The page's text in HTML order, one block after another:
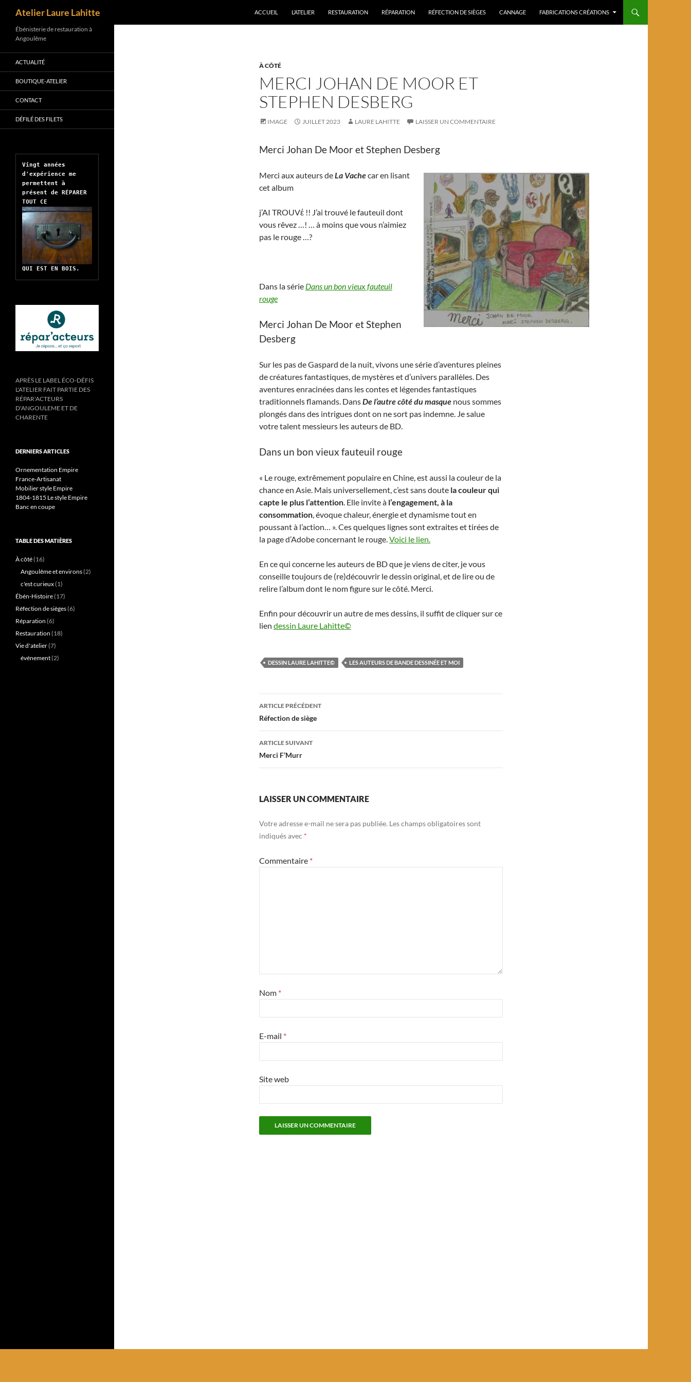
Aller
contenu
Atelier Laure Lahitte ACCUEIL L’ATELIER RESTAURATION RÉPARATION RÉFECTION DE SIÈGES CANNAGE FABRICATIONS CRÉATIONS
À CÔTÉ
MERCI JOHAN DE MOOR ET
STEPHEN DESBERG
IMAGE JUILLET 2023 LAURE LAHITTE LAISSER UN COMMENTAIRE
Merci Johan De Moor et Stephen Desberg
Merci aux auteurs deLa Vachecar en lisant
cet album
j’AI TROUVέ !! J’ai trouvé le fauteuil dont
vous rêvez …! … à moins que vous n’aimiez
pas le rouge …?
Dans la série Dans un bon vieux fauteuil
rouge
Merci Johan De Moor et Stephen
Desberg
Sur les pas de Gaspard de la nuit, vivons une série d’aventures pleines
de créatures fantastiques, de mystères et d’univers parallèles. Des
aventures enracinées dans les contes et légendes fantastiques
traditionnels flamands. DansDe l’autre côté du masque nous sommes
plongés dans des intrigues dont on ne sort pas indemne. Je salue
votre talent messieurs les auteurs de BD.
Dans un bon vieux fauteuil rouge
« Le rouge, extrêmement populaire en Chine, est aussi la couleur de la
chance en Asie. Mais universellement, c’est sans doute lacouleur qui
capte le plus l’attention. Elle invite à l’engagement, à la
consommation, évoque chaleur, énergie et dynamisme tout en
poussant à l’action… ». Ces quelques lignes sont extraites et tirées de
la page d’Adobe concernant le rouge.Voici le lien.
En ce qui concerne les auteurs de BD que je viens de citer, je vous
conseille toujours de (re)découvrir le dessin original, et de lire ou de
relire l’album dont le nom figure sur le côté. Merci.
Enfin pour découvrir un autre de mes dessins, il suffit de cliquer sur ce
lien dessin Laure Lahitte©
DESSIN LAURE LAHITTE© LES AUTEURS DE BANDE DESSINÉE ET MOI
Navigation
des
articles
ARTICLE PRÉCÉDENT
Réfection de siège
ARTICLE SUIVANT
Merci F’Murr
LAISSER UN COMMENTAIRE
Votre adresse e-mail ne sera pas publiée. Les champs obligatoires sont
indiqués avec *
Commentaire *
Nom *
E-mail *
Site web
Ébénisterie de restauration à
Angoulême
ACTUALITÉ
BOUTIQUE-ATELIER
CONTACT
DÉFILÉ DES FILETS
Vingt années
d'expérience me
permettent à
présent de RÉPARER
TOUT CE
QUI EST EN BOIS.
APRÈS LE LABEL ÉCO-DÉFIS
L'ATELIER FAIT PARTIE DES
RÉPAR'ACTEURS
D'ANGOULEME ET DE
CHARENTE
DERNIERS ARTICLES
Ornementation Empire
France-Artisanat
Mobilier style Empire
1804-1815 Le style Empire
Banc en coupe
TABLE DES MATIÈRES
À côté(16)
Angoulême et environs(2)
c'est curieux(1)
Ébén-Histoire(17)
Réfection de sièges(6)
Réparation (6)
Restauration (18)
Vie d'atelier(7)
événement(2)